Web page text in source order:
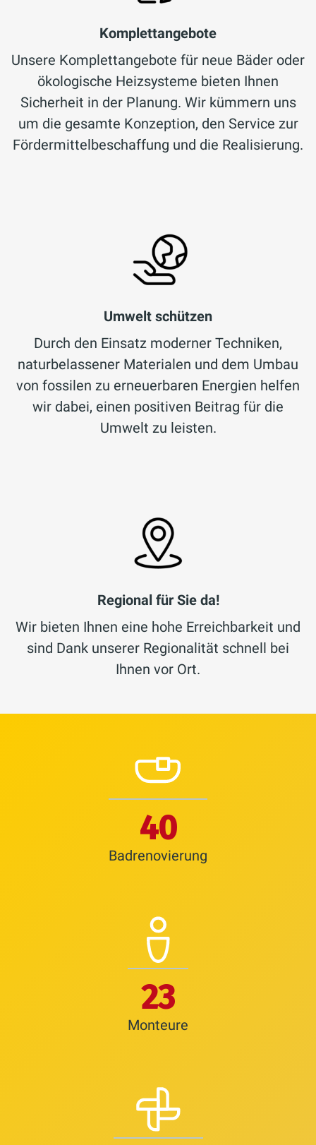
Komplettangebote
Unsere Komplettangebote für neue Bäder oder
ökologische Heizsysteme bieten Ihnen
Sicherheit in der Planung. Wir kümmern uns
um die gesamte Konzeption, den Service zur
Fördermittelbeschaffung und die Realisierung.
Umwelt schützen
Durch den Einsatz moderner Techniken,
naturbelassener Materialen und dem Umbau
von fossilen zu erneuerbaren Energien helfen
wir dabei, einen positiven Beitrag für die
Umwelt zu leisten.
Regional für Sie da!
Wir bieten Ihnen eine hohe Erreichbarkeit und
sind Dank unserer Regionalität schnell bei
Ihnen vor Ort.
45
Badrenovierung
26
Monteure